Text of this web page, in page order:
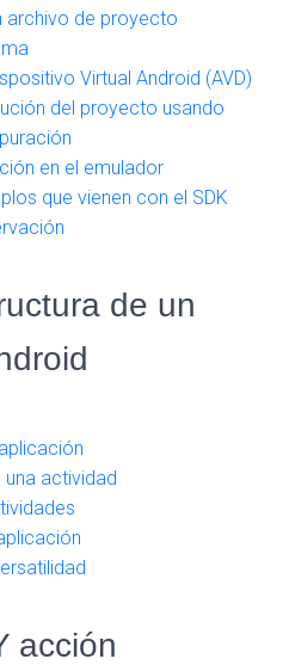
archivo de proyecto
Virtual Android (AVD)
del proyecto usando
en el emulador
que vienen con el SDK
de un
una actividad
acción